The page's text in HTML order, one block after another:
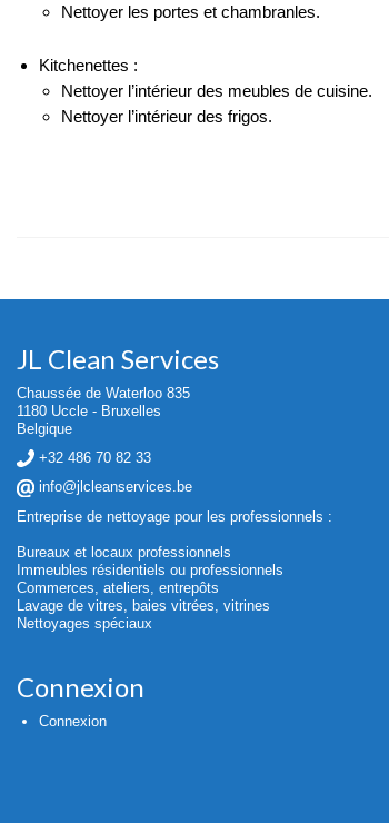
Nettoyer les portes et chambranles.
Kitchenettes :
Nettoyer l’intérieur des meubles de cuisine.
Nettoyer l’intérieur des frigos.
JL Clean Services
Chaussée de Waterloo 835
1180 Uccle - Bruxelles
Belgique
+32 486 70 82 33
info@jlcleanservices.be
Entreprise de nettoyage pour les professionnels :
Bureaux et locaux professionnels
Immeubles résidentiels ou professionnels
Commerces, ateliers, entrepôts
Lavage de vitres, baies vitrées, vitrines
Nettoyages spéciaux
Connexion
Connexion